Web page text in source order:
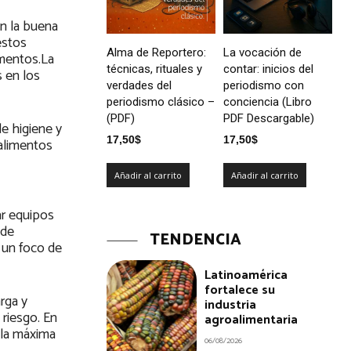
la buena
en los
higiene y
equipos
foco de
y
En
máxima
Alma de Reportero:
técnicas, rituales y
verdades del
periodismo clásico –
(PDF)
17,50$
Añadir al carrito
La vocación de
contar: inicios del
periodismo con
conciencia (Libro
PDF Descargable)
17,50$
Añadir al carrito
TENDENCIA
Latinoamérica
fortalece su
industria
agroalimentaria
06/08/2026